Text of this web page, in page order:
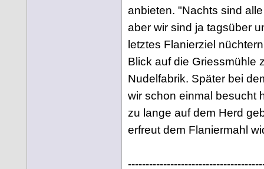
anbieten. "Nachts sind
aber wir sind ja tagsüber
letztes Flanierziel
Blick auf die Griessmühle
Nudelfabrik. Später bei
wir schon einmal besucht
zu lange auf dem Herd
erfreut dem Flaniermahl